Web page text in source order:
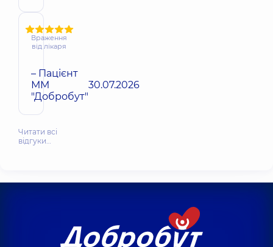
Враження
від лікаря
– Пацієнт
ММ
"Добробут"
30.07.2026
Читати всі
відгуки…